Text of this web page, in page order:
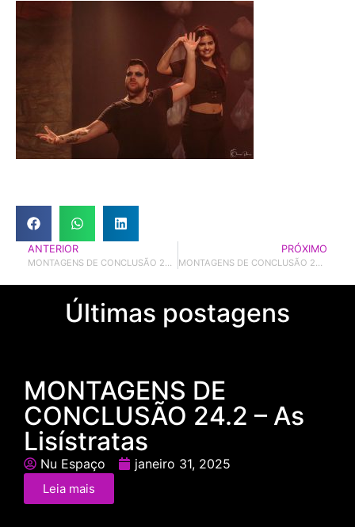
ANTERIOR
MONTAGENS DE CONCLUSÃO 23.2 – Revolução dos Bichos
PRÓXIMO
MONTAGENS DE CONCLUSÃO 24.1 – Escondidinho
Últimas postagens
MONTAGENS DE
CONCLUSÃO 24.2 – As
Lisístratas
Nu Espaço janeiro 31, 2025
Leia mais